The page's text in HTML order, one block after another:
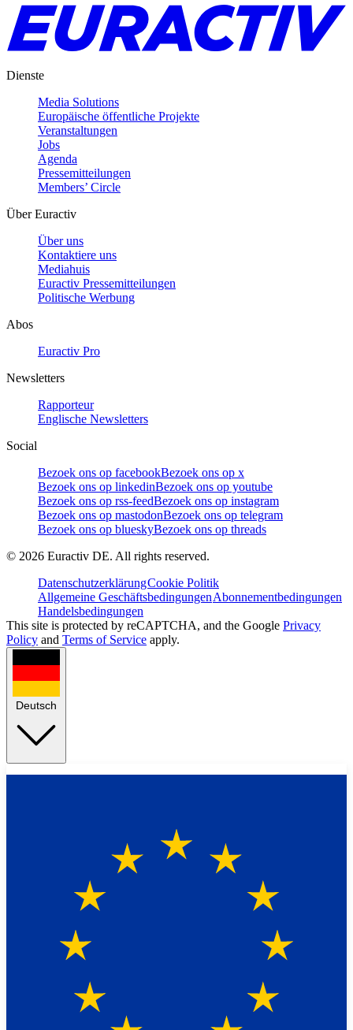
Dienste
Media Solutions
Europäische öffentliche Projekte
Veranstaltungen
Jobs
Agenda
Pressemitteilungen
Members’ Circle
Über Euractiv
Über uns
Kontaktiere uns
Mediahuis
Euractiv Pressemitteilungen
Politische Werbung
Abos
Euractiv Pro
Newsletters
Rapporteur
Englische Newsletters
Social
Bezoek ons op facebookBezoek ons op x
Bezoek ons op linkedinBezoek ons op youtube
Bezoek ons op rss-feedBezoek ons op instagram
Bezoek ons op mastodonBezoek ons op telegram
Bezoek ons op blueskyBezoek ons op threads
© 2026 Euractiv DE. All rights reserved.
DatenschutzerklärungCookie Politik
Allgemeine GeschäftsbedingungenAbonnementbedingungen
Handelsbedingungen
This site is protected by reCAPTCHA, and the Google Privacy
Policy and Terms of Service apply.
Deutsch